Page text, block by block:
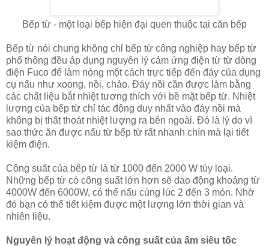
Bếp từ - một loại bếp hiện đại quen thuộc tại căn bếp
Bếp từ nói chung không chỉ bếp từ công nghiệp hay bếp từ
phổ thông đều áp dụng nguyên lý cảm ứng điện từ từ dòng
điện Fuco để làm nóng một cách trực tiếp đến đáy của dụng
cụ nấu như xoong, nồi, chảo. Đáy nồi cần được làm bằng
các chất liệu bắt nhiệt tương thích với bề mặt bếp từ. Nhiệt
lượng của bếp từ chỉ tác động duy nhất vào đáy nồi mà
không bị thất thoát nhiệt lượng ra bên ngoài. Đó là lý do vì
sao thức ăn được nấu từ bếp từ rất nhanh chín mà lại tiết
kiệm điện.
Công suất của bếp từ là từ 1000 đến 2000 W tùy loại.
Những bếp từ có công suất lớn hơn sẽ dao động khoảng từ
4000W đến 6000W, có thể nấu cùng lúc 2 đến 3 món. Nhờ
đó bạn có thể tiết kiệm được một lượng lớn thời gian và
nhiên liệu.
Nguyên lý hoạt động và công suất của ấm siêu tốc